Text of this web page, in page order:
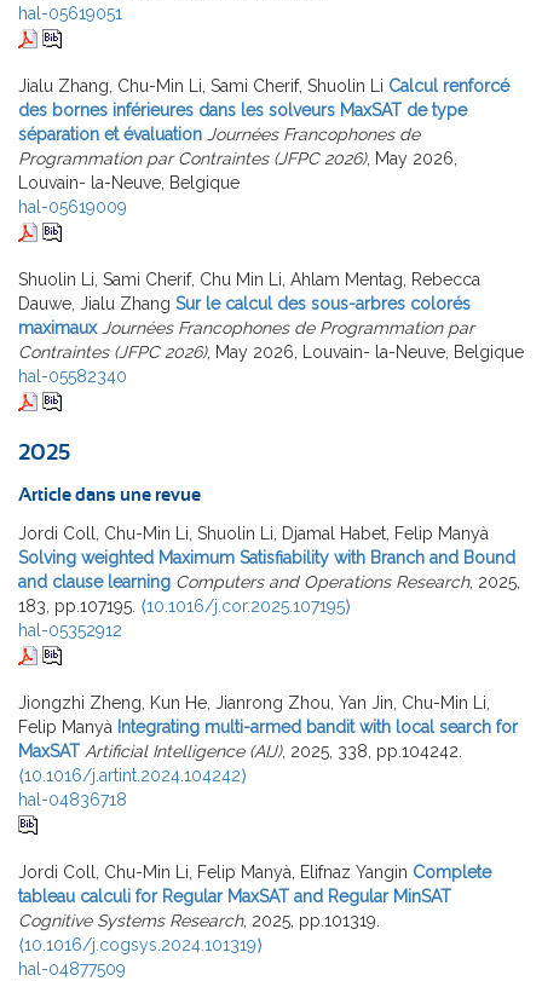
hal-05619051
Jialu Zhang, Chu-Min Li, Sami Cherif, Shuolin Li Calcul renforcé
des bornes inférieures dans les solveurs MaxSAT de type
séparation et évaluation Journées Francophones de
Programmation par Contraintes (JFPC 2026), May 2026,
Louvain- la-Neuve, Belgique
hal-05619009
Shuolin Li, Sami Cherif, Chu Min Li, Ahlam Mentag, Rebecca
Dauwe, Jialu Zhang Sur le calcul des sous-arbres colorés
maximaux Journées Francophones de Programmation par
Contraintes (JFPC 2026), May 2026, Louvain- la-Neuve, Belgique
hal-05582340
2025
Article dans une revue
Jordi Coll, Chu-Min Li, Shuolin Li, Djamal Habet, Felip Manyà
Solving weighted Maximum Satisfiability with Branch and Bound
and clause learning Computers and Operations Research, 2025,
183, pp.107195. ⟨10.1016/j.cor.2025.107195⟩
hal-05352912
Jiongzhi Zheng, Kun He, Jianrong Zhou, Yan Jin, Chu-Min Li,
Felip Manyà Integrating multi-armed bandit with local search for
MaxSAT Artificial Intelligence (AIJ), 2025, 338, pp.104242.
⟨10.1016/j.artint.2024.104242⟩
hal-04836718
Jordi Coll, Chu-Min Li, Felip Manyà, Elifnaz Yangin Complete
tableau calculi for Regular MaxSAT and Regular MinSAT
Cognitive Systems Research, 2025, pp.101319.
⟨10.1016/j.cogsys.2024.101319⟩
hal-04877509